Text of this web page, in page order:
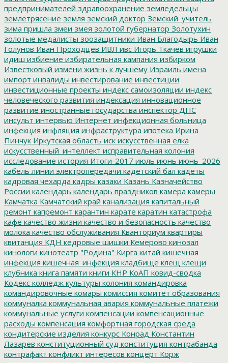
предпринимателей здравоохранение земледельцы
землетрясение земля земский доктор Земский_учитель
зима пришла змеи змея золотой губернатор Золотухин
золотые медалисты зоозащитники Иван Благодырь Иван
Голунов Иван Проходцев ИВЛ ивс Игорь Ткачев игрушки
идиш избиение избирательная кампания избирком
Известковый измени жизнь к лучшему Израиль имена
импорт инвалиды инвестирование инвестиции
инвестиционные проекты индекс самоизоляции индекс
человеческого развития индексация инновационное
развитие иностранные государства инспектор ДПС
инсульт интервью Интернет инфекционная больница
инфекция инфляция инфраструктура ипотека Ирина
Пинчук Иркутская область иск искусственная елка
искусственный_интеллект исправительная колония
исследование история Итоги-2017 июль июнь июнь_2026
кабель линии электропередачи кадетский бал кадеты
кадровая чехарда кадры казаки Казань Казначейство
России календарь календарь праздников камера камеры
Камчатка Камчатский край канализация капитальный
ремонт капремонт карантин карате каратин катастрофа
кафе качество жизни качество и безопасность качество
молока качество обслуживания Кванториум квартиры
квитанция КДН кедровые шишки Кемерово кинозал
кинологи кинотеатр "Родина" Кирга китай кишечная
инфекция кишечная_инфекция кладбище клещ клещи
клубника книга памяти книги КНР КоАП ковид-сводка
Кодекс колледж культуры колония командировка
командировочные комары комиссия комитет образования
коммуналка коммунальная авария коммунальные платежи
коммунальные услуги компенсации компенсационные
расходы компенсация комфортная городская среда
кондитерские изделия конкурс Конрад Константин
Лазарев конституционный суд конституция контрабанда
контрафакт конфликт интересов концерт Корж